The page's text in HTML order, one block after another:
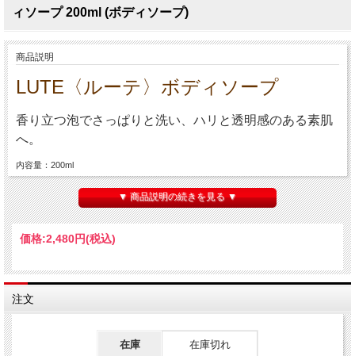
ィソープ 200ml (ボディソープ)
商品説明
LUTE〈ルーテ〉ボディソープ
香り立つ泡でさっぱりと洗い、ハリと透明感のある素肌
へ。
内容量：200ml
▼ 商品説明の続きを見る ▼
価格:2,480円(税込)
注文
在庫 在庫切れ